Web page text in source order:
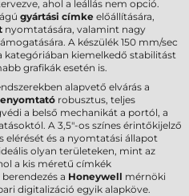
ahol a leállás nem opció.
gyártási címke előállítására,
nyomtatására, valamint nagy
A készülék 150 mm/sec
kategóriában kiemelkedő stabilitást
grafikák esetén is.
alapvető elvárás a
robusztus, teljes
a belső mechanikát a portól, a
A 3,5"-os színes érintőkijelző
elérését és a nyomtatási állapot
olyan területeken, mint az
a kis méretű címkék
a Honeywell mérnöki
digitalizáció egyik alapköve.